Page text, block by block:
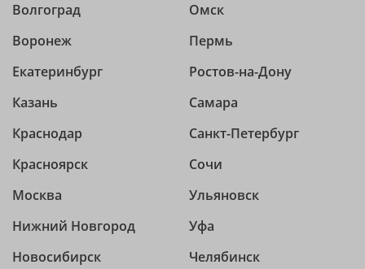
Волгоград
Воронеж
Екатеринбург
Казань
Краснодар
Красноярск
Москва
Нижний Новгород
Новосибирск
Омск
Пермь
Ростов-на-Дону
Самара
Санкт-Петербург
Сочи
Ульяновск
Уфа
Челябинск